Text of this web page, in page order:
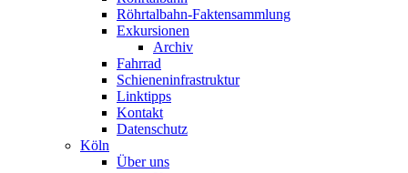
Röhrtalbahn-Faktensammlung
Exkursionen
Archiv
Fahrrad
Schieneninfrastruktur
Linktipps
Kontakt
Datenschutz
Köln
Über uns